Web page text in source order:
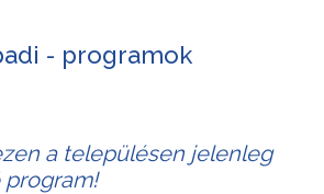
- programok
a településen jelenleg